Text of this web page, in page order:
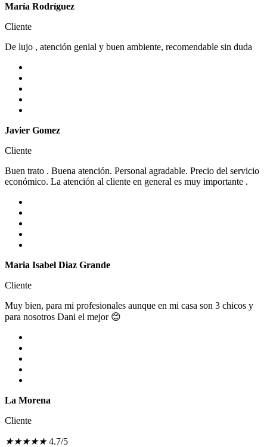
María Rodríguez
Cliente
De lujo , atención genial y buen ambiente, recomendable sin duda
Javier Gomez
Cliente
Buen trato . Buena atención. Personal agradable. Precio del servicio
económico. La atención al cliente en general es muy importante .
Maria Isabel Diaz Grande
Cliente
Muy bien, para mi profesionales aunque en mi casa son 3 chicos y
para nosotros Dani el mejor 😊
La Morena
Cliente
★★★★★ 4.7/5